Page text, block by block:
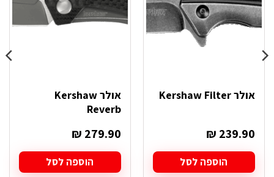
אולר Kershaw Filter
₪ 239.90
הוספה לסל
אולר Kershaw
Reverb
₪ 279.90
הוספה לסל